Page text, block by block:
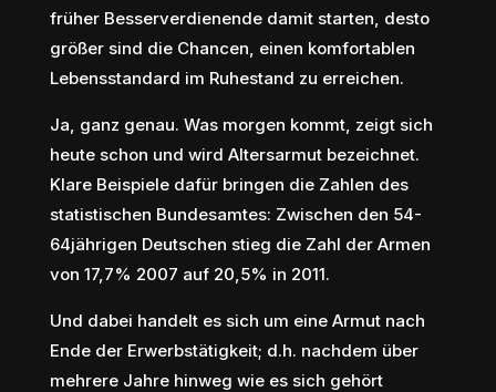
früher Besserverdienende damit starten, desto
größer sind die Chancen, einen komfortablen
Lebensstandard im Ruhestand zu erreichen.
Ja, ganz genau. Was morgen kommt, zeigt sich
heute schon und wird Altersarmut bezeichnet.
Klare Beispiele dafür bringen die Zahlen des
statistischen Bundesamtes: Zwischen den 54-
64jährigen Deutschen stieg die Zahl der Armen
von 17,7% 2007 auf 20,5% in 2011.
Und dabei handelt es sich um eine Armut nach
Ende der Erwerbstätigkeit; d.h. nachdem über
mehrere Jahre hinweg wie es sich gehört